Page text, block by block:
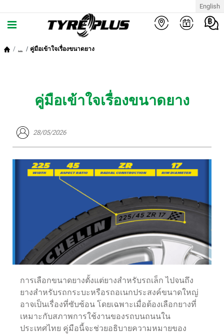
English
... คู่มือเข้าใจเรื่องขนาดยาง
คู่มือเข้าใจเรื่องขนาดยาง
28/05/2026
การเลือกขนาดยางตั้งแต่ยางสำหรับรถเล็ก ไปจนถึง
ยางสำหรับรถกระบะหรือรถอเนกประสงค์ขนาดใหญ่
อาจเป็นเรื่องที่ซับซ้อน โดยเฉพาะเมื่อต้องเลือกยางที่
เหมาะกับสภาพการใช้งานของรถบนถนนใน
ประเทศไทย คู่มือนี้จะช่วยอธิบายความหมายของ